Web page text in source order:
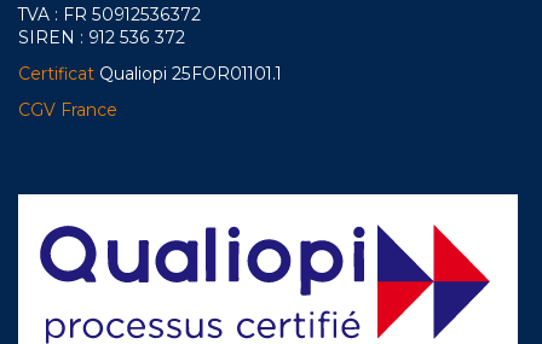
TVA : FR 50912536372
SIREN : 912 536 372
Certificat Qualiopi 25FOR01101.1
CGV France